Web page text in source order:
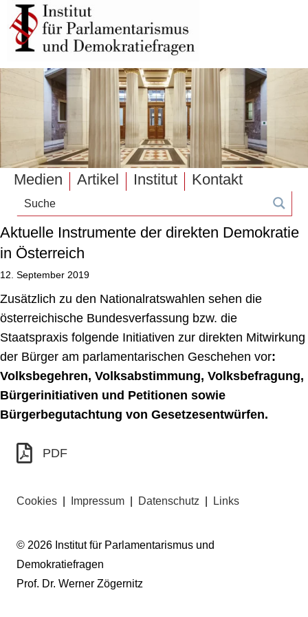
Medien Artikel Institut Kontakt
Aktuelle Instrumente der direkten Demokratie
in Österreich
12. September 2019
Zusätzlich zu den Nationalratswahlen sehen die
österreichische Bundesverfassung bzw. die
Staatspraxis folgende Initiativen zur direkten Mitwirkung
der Bürger am parlamentarischen Geschehen vor:
Volksbegehren, Volksabstimmung, Volksbefragung,
Bürgerinitiativen und Petitionen sowie
Bürgerbegutachtung von Gesetzesentwürfen.
PDF
Cookies Impressum Datenschutz Links
© 2026 Institut für Parlamentarismus und
Demokratiefragen
Prof. Dr. Werner Zögernitz